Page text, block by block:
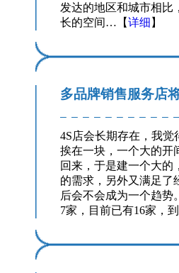
发达的地区和城市相比
长的空间…【详细 】
多品牌销售服务店
4S店会长期存在，我
挨在一块，一个大的开
回来，于是建一个大的
的需求，另外又满足了
后会不会成为一个趋势
7家，目前已有16家，